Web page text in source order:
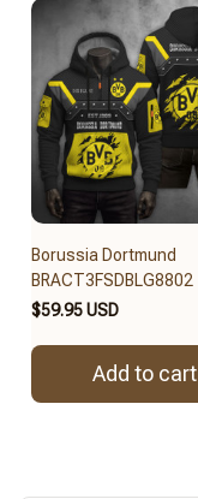
Borussia Dortmund
BRACT3FSDBLG8802
$59.95 USD
Add to cart